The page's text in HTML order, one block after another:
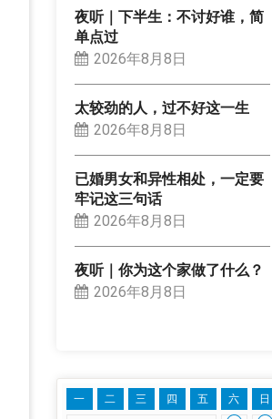
夜听｜下半生：不讨好谁，简
单点过
2026年8月8日
太较劲的人，过不好这一生
2026年8月8日
已婚男女和异性相处，一定要
牢记这三句话
2026年8月8日
夜听｜你为这个家做了什么？
2026年8月8日
一 二 三 四 五 六 日